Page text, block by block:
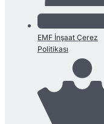
EMF İnşaat Çerez
Politikası